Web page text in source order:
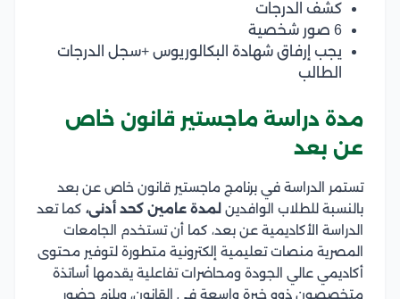
كشف الدرجات
6 صور شخصية
يجب إرفاق شهادة البكالوريوس +سجل الدرجات
الطالب
مدة دراسة ماجستير قانون خاص
عن بعد
تستمر الدراسة في برنامج ماجستير قانون خاص عن بعد
بالنسبة للطلاب الوافدين لمدة عامين كحد أدنى، كما تعد
الدراسة الأكاديمية عن بعد، كما أن تستخدم الجامعات
المصرية منصات تعليمية إلكترونية متطورة لتوفير محتوى
أكاديمي عالي الجودة ومحاضرات تفاعلية يقدمها أساتذة
متخصصون ذوو خبرة واسعة في القانون، ويلزم حضور